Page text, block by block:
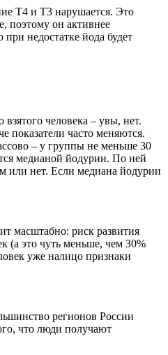
Т4 и Т3 нарушается. Это
поэтому он активнее
недостатке йода будет
человека – увы, нет.
показатели часто меняются.
– у группы не меньше 30
медианой йодурии. По ней
или нет. Если медиана йодурии
масштабно: риск развития
(а это чуть меньше, чем 30%
уже налицо признаки
регионов России
что люди получают